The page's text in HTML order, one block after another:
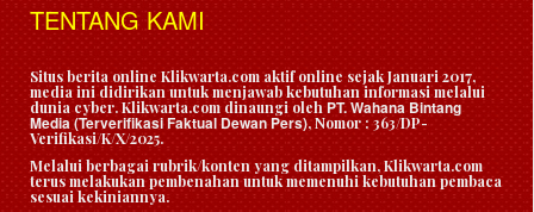
TENTANG KAMI
Situs berita online Klikwarta.com aktif online sejak Januari 2017,
media ini didirikan untuk menjawab kebutuhan informasi melalui
dunia cyber. Klikwarta.com dinaungi oleh PT. Wahana Bintang
Media (Terverifikasi Faktual Dewan Pers), Nomor : 363/DP-
Verifikasi/K/X/2025.
Melalui berbagai rubrik/konten yang ditampilkan, Klikwarta.com
terus melakukan pembenahan untuk memenuhi kebutuhan pembaca
sesuai kekiniannya.